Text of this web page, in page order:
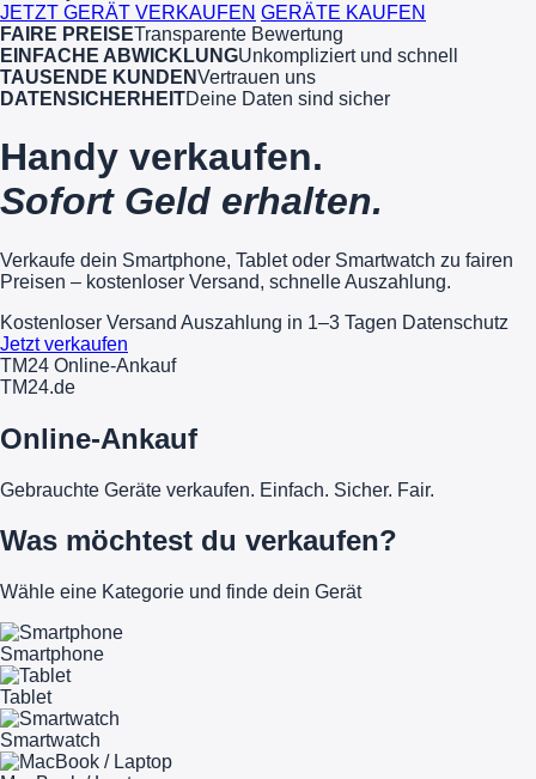
JETZT GERÄT VERKAUFEN GERÄTE KAUFEN
FAIRE PREISETransparente Bewertung
EINFACHE ABWICKLUNGUnkompliziert und schnell
TAUSENDE KUNDENVertrauen uns
DATENSICHERHEITDeine Daten sind sicher
Handy verkaufen.
Sofort Geld erhalten.
Verkaufe dein Smartphone, Tablet oder Smartwatch zu fairen
Preisen – kostenloser Versand, schnelle Auszahlung.
Kostenloser Versand Auszahlung in 1–3 Tagen Datenschutz
Jetzt verkaufen
TM24 Online-Ankauf
TM24.de
Online-Ankauf
Gebrauchte Geräte verkaufen. Einfach. Sicher. Fair.
Was möchtest du verkaufen?
Wähle eine Kategorie und finde dein Gerät
Smartphone
Tablet
Smartwatch